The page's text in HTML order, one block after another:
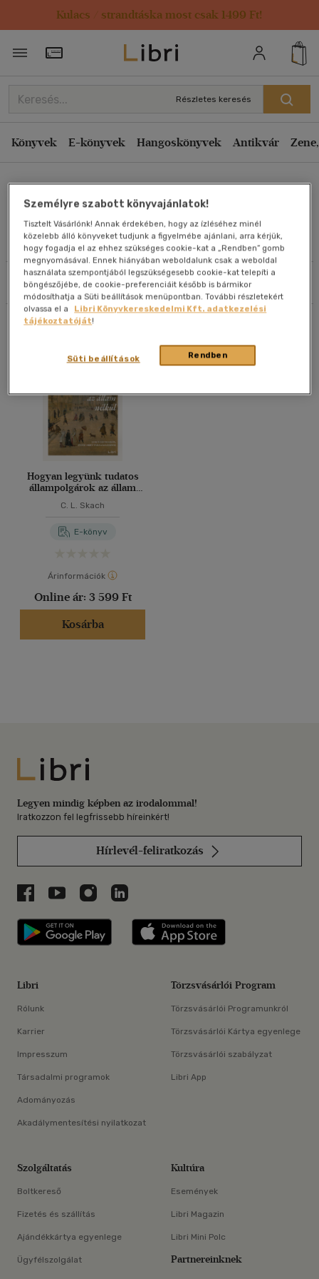
Kulacs / strandtáska most csak 1499 Ft!
Törzsvásárlói Kártya adatai
Részletes keresés
Könyvek E-könyvek Hangoskönyvek Antikvár
C. L. Skach
Művei
Szűrés Rendezés
Rendezés
Kiadás éve szerint csökkenő
Ár szerint csökkenő
Eladott darabszám szerint csökkenő
Eladott darabszám szerint növekvő
Cím szerint A-Z
Szerző szerint A-Z
Megjelenítés
20 db / oldal
Alkalmaz
Hogyan legyünk tudatos
állampolgárok az állam
C. L. Skach
E-könyv
Árinformációk
Online ár: 3 599 Ft
Kosárba
Libri
Legyen mindig képben az irodalommal!
Iratkozzon fel legfrissebb híreinkért!
Hírlevél-feliratkozás
Libri a Facebookon
Libri a Youtube-on
Libri az Instagramon
Libri a LinkedInen
Libri applikáció Szerezd meg: Google
Libri
Rólunk
Karrier
Impresszum
Társadalmi programok
Adományozás
Akadálymentesítési nyilatkozat
Törzsvásárlói Program
Törzsvásárlói Programunkról
Törzsvásárlói Kártya egyenlege
Törzsvásárlói szabályzat
Libri App
Szolgáltatás
Boltkereső
Fizetés és szállítás
Ajándékkártya egyenlege
Ügyfélszolgálat
Kultúra
Események
Libri Magazin
Libri Mini Polc
Partnereinknek
Személyre szabott könyvajánlatok!
Tisztelt Vásárlónk! Annak érdekében, hogy az ízléséhez minél
közelebb álló könyveket tudjunk a figyelmébe ajánlani, arra kérjük,
hogy fogadja el az ehhez szükséges cookie-kat a „Rendben” gomb
megnyomásával. Ennek hiányában weboldalunk csak a weboldal
használata szempontjából legszükségesebb cookie-kat telepíti a
böngészőjébe, de cookie-preferenciáit később is bármikor
módosíthatja a Süti beállítások menüpontban. További részletekért
olvassa el a
Libri Könyvkereskedelmi Kft. adatkezelési
tájékoztatóját!
Rendben
Süti beállítások